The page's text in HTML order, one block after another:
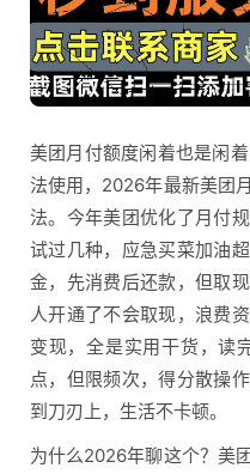
美团月付额度闲着也是闲
法使用，2026年最新美团
法。今年美团优化了月付
试过几种，应急买菜加油
金，先消费后还款，但取
人开通了不会取现，浪费
变现，全是实用干货，读
点，但限频次，得分散操
到刀刃上，生活不卡顿。
为什么2026年聊这个？美